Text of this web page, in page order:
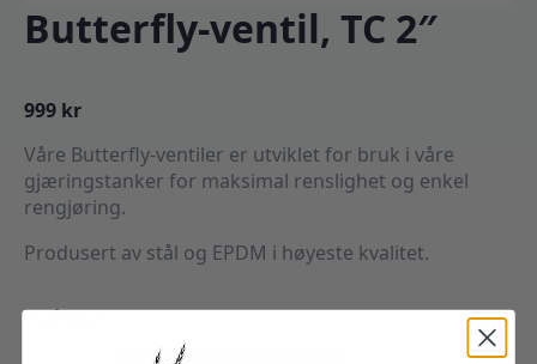
Butterfly-ventil, TC 2″
999 kr
Våre Butterfly-ventiler er utviklet for bruk i våre
gjæringstanker for maksimal renslighet og enkel
rengjøring.
Produsert av stål og EPDM i høyeste kvalitet.
1 på lager